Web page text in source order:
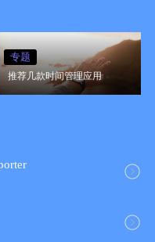
善。
入以完成严肃的工作，又
是看着也着迷。”
很乐意提供帮助。
推荐几款时间管理应用
专题